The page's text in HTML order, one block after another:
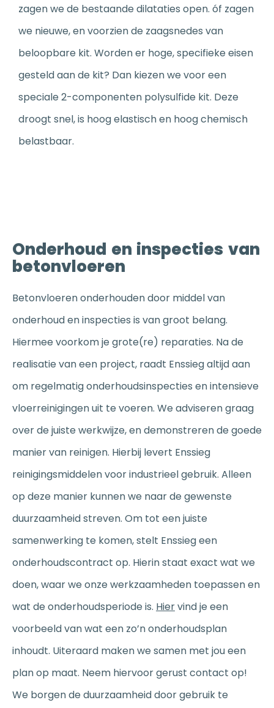
zagen we de bestaande dilataties open. óf zagen
we nieuwe, en voorzien de zaagsnedes van
beloopbare kit. Worden er hoge, specifieke eisen
gesteld aan de kit? Dan kiezen we voor een
speciale 2-componenten polysulfide kit. Deze
droogt snel, is hoog elastisch en hoog chemisch
belastbaar.
Onderhoud en inspecties van
betonvloeren
Betonvloeren onderhouden door middel van
onderhoud en inspecties is van groot belang.
Hiermee voorkom je grote(re) reparaties. Na de
realisatie van een project, raadt Enssieg altijd aan
om regelmatig onderhoudsinspecties en intensieve
vloerreinigingen uit te voeren. We adviseren graag
over de juiste werkwijze, en demonstreren de goede
manier van reinigen. Hierbij levert Enssieg
reinigingsmiddelenvoor industrieel gebruik. Alleen
op deze manier kunnen we naar de gewenste
duurzaamheid streven. Om tot een juiste
samenwerking te komen, stelt Enssieg een
onderhoudscontract op. Hierin staat exact wat we
doen, waar we onze werkzaamheden toepassen en
wat de onderhoudsperiode is. Hiervind je een
voorbeeld van wat een zo’n onderhoudsplan
inhoudt. Uiteraard maken we samen met jou een
plan op maat. Neem hiervoor gerust contact op!
We borgen de duurzaamheid door gebruik te